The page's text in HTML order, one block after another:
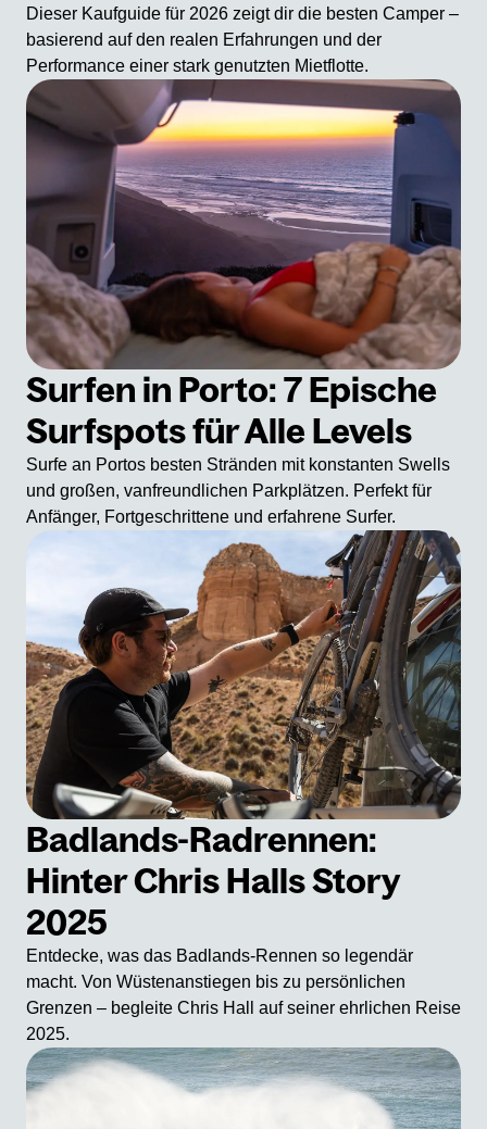
Dieser Kaufguide für 2026 zeigt dir die besten Camper –
basierend auf den realen Erfahrungen und der
Performance einer stark genutzten Mietflotte.
Surfen in Porto: 7 Epische
Surfspots für Alle Levels
Surfe an Portos besten Stränden mit konstanten Swells
und großen, vanfreundlichen Parkplätzen. Perfekt für
Anfänger, Fortgeschrittene und erfahrene Surfer.
Badlands-Radrennen:
Hinter Chris Halls Story
2025
Entdecke, was das Badlands-Rennen so legendär
macht. Von Wüstenanstiegen bis zu persönlichen
Grenzen – begleite Chris Hall auf seiner ehrlichen Reise
2025.